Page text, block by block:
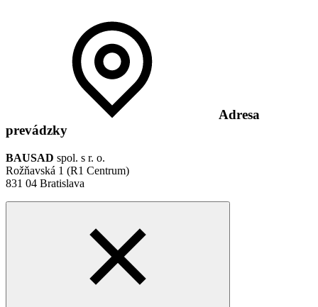
Adresa
prevádzky
BAUSAD spol. s r. o.
Rožňavská 1 (R1 Centrum)
831 04 Bratislava